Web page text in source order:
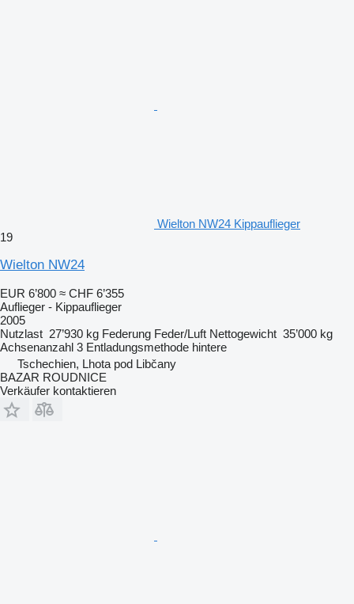
Wielton NW24 Kippauflieger
19
Wielton NW24
EUR 6’800 ≈ CHF 6’355
Auflieger - Kippauflieger
2005
Nutzlast 27’930 kg Federung Feder/Luft Nettogewicht 35’000 kg
Achsenanzahl 3 Entladungsmethode hintere
Tschechien, Lhota pod Libčany
BAZAR ROUDNICE
Verkäufer kontaktieren